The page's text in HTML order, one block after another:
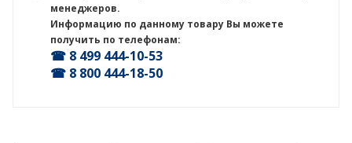
менеджеров.
Информацию по данному товару Вы можете
получить по телефонам:
☎ 8 499 444-10-53
☎ 8 800 444-18-50